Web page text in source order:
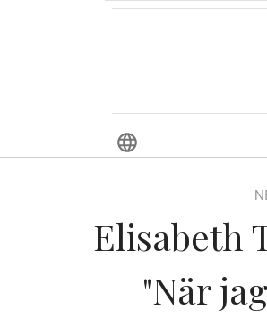
Elisabeth
"När